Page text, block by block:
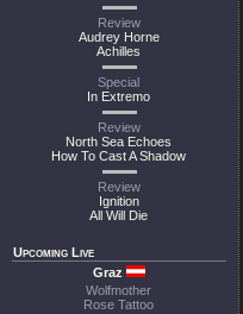
Review
Audrey Horne
Achilles
Special
In Extremo
Review
North Sea Echoes
How To Cast A Shadow
Review
Ignition
All Will Die
Upcoming Live
Graz
Wolfmother
Rose Tattoo